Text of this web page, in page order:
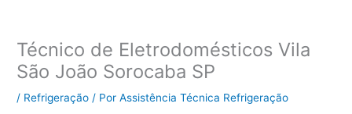
Técnico de Eletrodomésticos Vila
São João Sorocaba SP
/ Refrigeração / PorAssistência Técnica Refrigeração